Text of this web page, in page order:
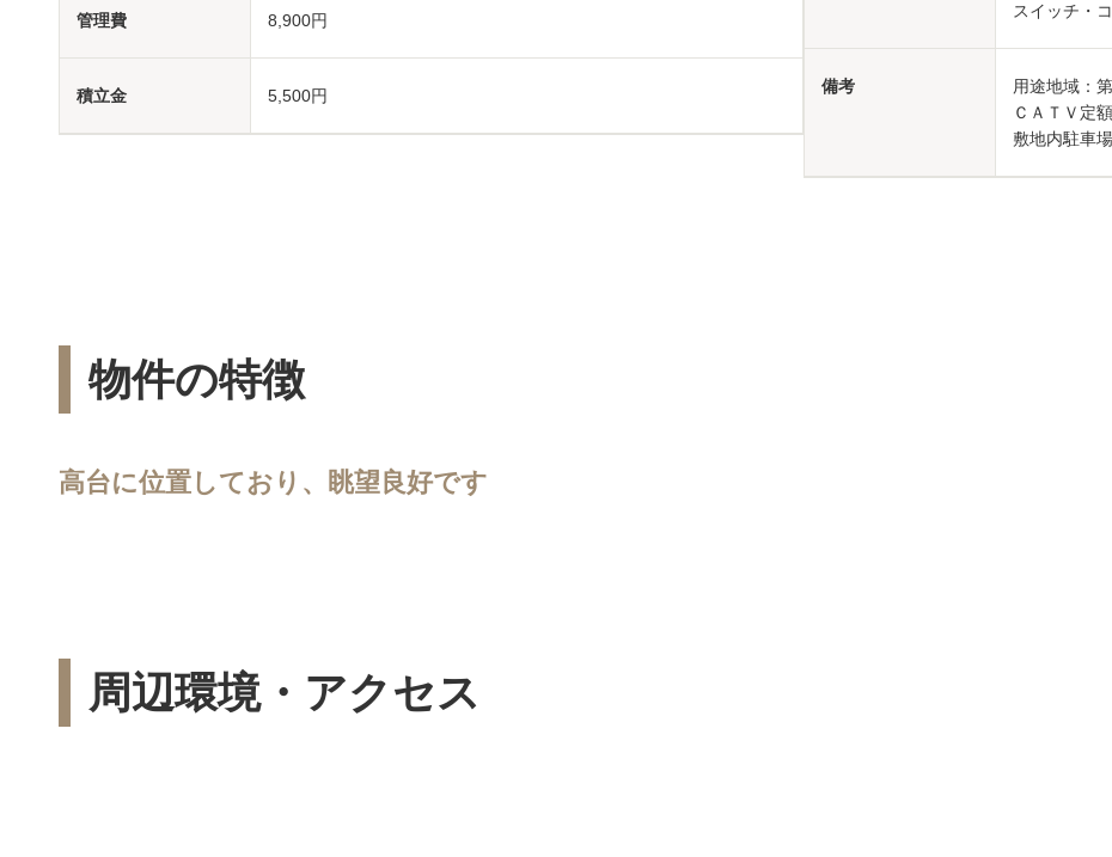
管理費 8,900円
積立金 5,500円
スイッチ・
備考
用途地域：
ＣＡＴＶ定
敷地内駐車
物件の特徴
高台に位置しており、眺望良好です
周辺環境・アクセス